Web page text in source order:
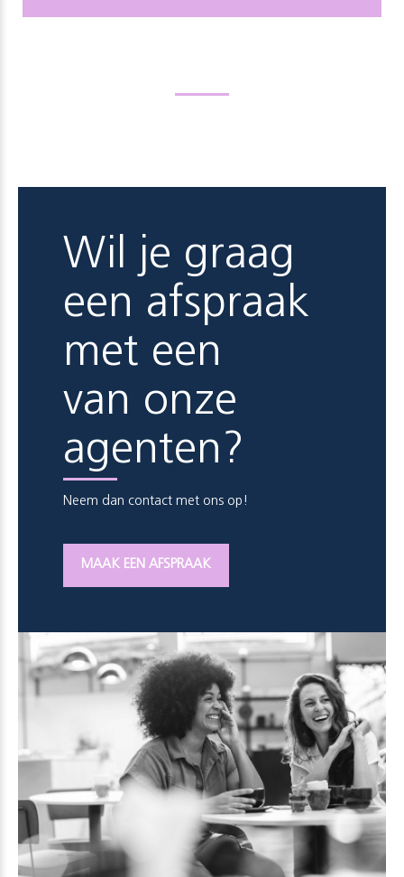
Wil je graag
een afspraak
met een
van onze
agenten?
Neem dan contact met ons op!
MAAK EEN AFSPRAAK